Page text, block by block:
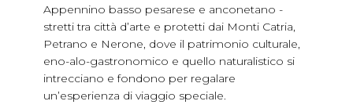
Appennino basso pesarese e anconetano -
stretti tra città d’arte e protetti dai Monti Catria,
Petrano e Nerone, dove il patrimonio culturale,
eno-alo-gastronomico e quello naturalistico si
intrecciano e fondono per regalare
un’esperienza di viaggio speciale.